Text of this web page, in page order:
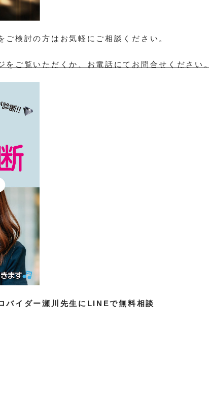
検討の方はお気軽にご相談ください。
ご覧いただくか、お電話にてお問合せください。
バイダー瀬川先生にLINEで無料相談